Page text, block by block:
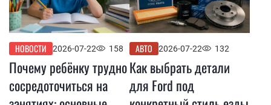
НОВОСТИ 2026-07-22 158
Почему ребёнку трудно
сосредоточиться на
АВТО 2026-07-22 132
Как выбрать детали
для Ford под